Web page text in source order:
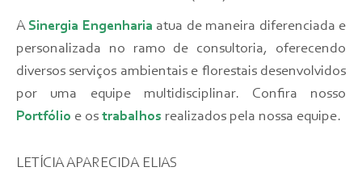
ASinergia Engenharia atua de maneira diferenciada e
personalizada no ramo de consultoria, oferecendo
diversos serviços ambientais e florestais desenvolvidos
por uma equipe multidisciplinar. Confira nosso
Portfólio e os trabalhos realizados pela nossa equipe.
LETÍCIA APARECIDA ELIAS